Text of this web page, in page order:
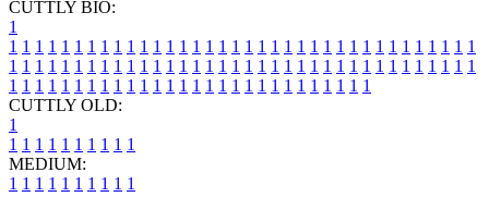
CUTTLY BIO:
1
1 1 1 1 1 1 1 1 1 1 1 1 1 1 1 1 1 1 1 1 1 1 1 1 1 1 1 1 1 1 1 1 1 1 1 1
1 1 1 1 1 1 1 1 1 1 1 1 1 1 1 1 1 1 1 1 1 1 1 1 1 1 1 1 1 1 1 1 1 1 1 1
1 1 1 1 1 1 1 1 1 1 1 1 1 1 1 1 1 1 1 1 1 1 1 1 1 1 1 1
CUTTLY OLD:
1
1 1 1 1 1 1 1 1 1 1
MEDIUM:
1 1 1 1 1 1 1 1 1 1